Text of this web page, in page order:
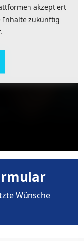
einen
der hört sich nicht
akzeptiert
Inhalte zukünftig
akzeptiert
Inhalte zukünftig
Wünsche